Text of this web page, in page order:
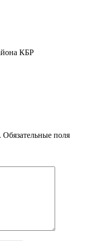
КБР
Обязательные поля